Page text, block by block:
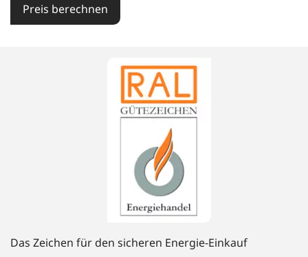
Preis berechnen
Das Zeichen für den sicheren Energie-Einkauf